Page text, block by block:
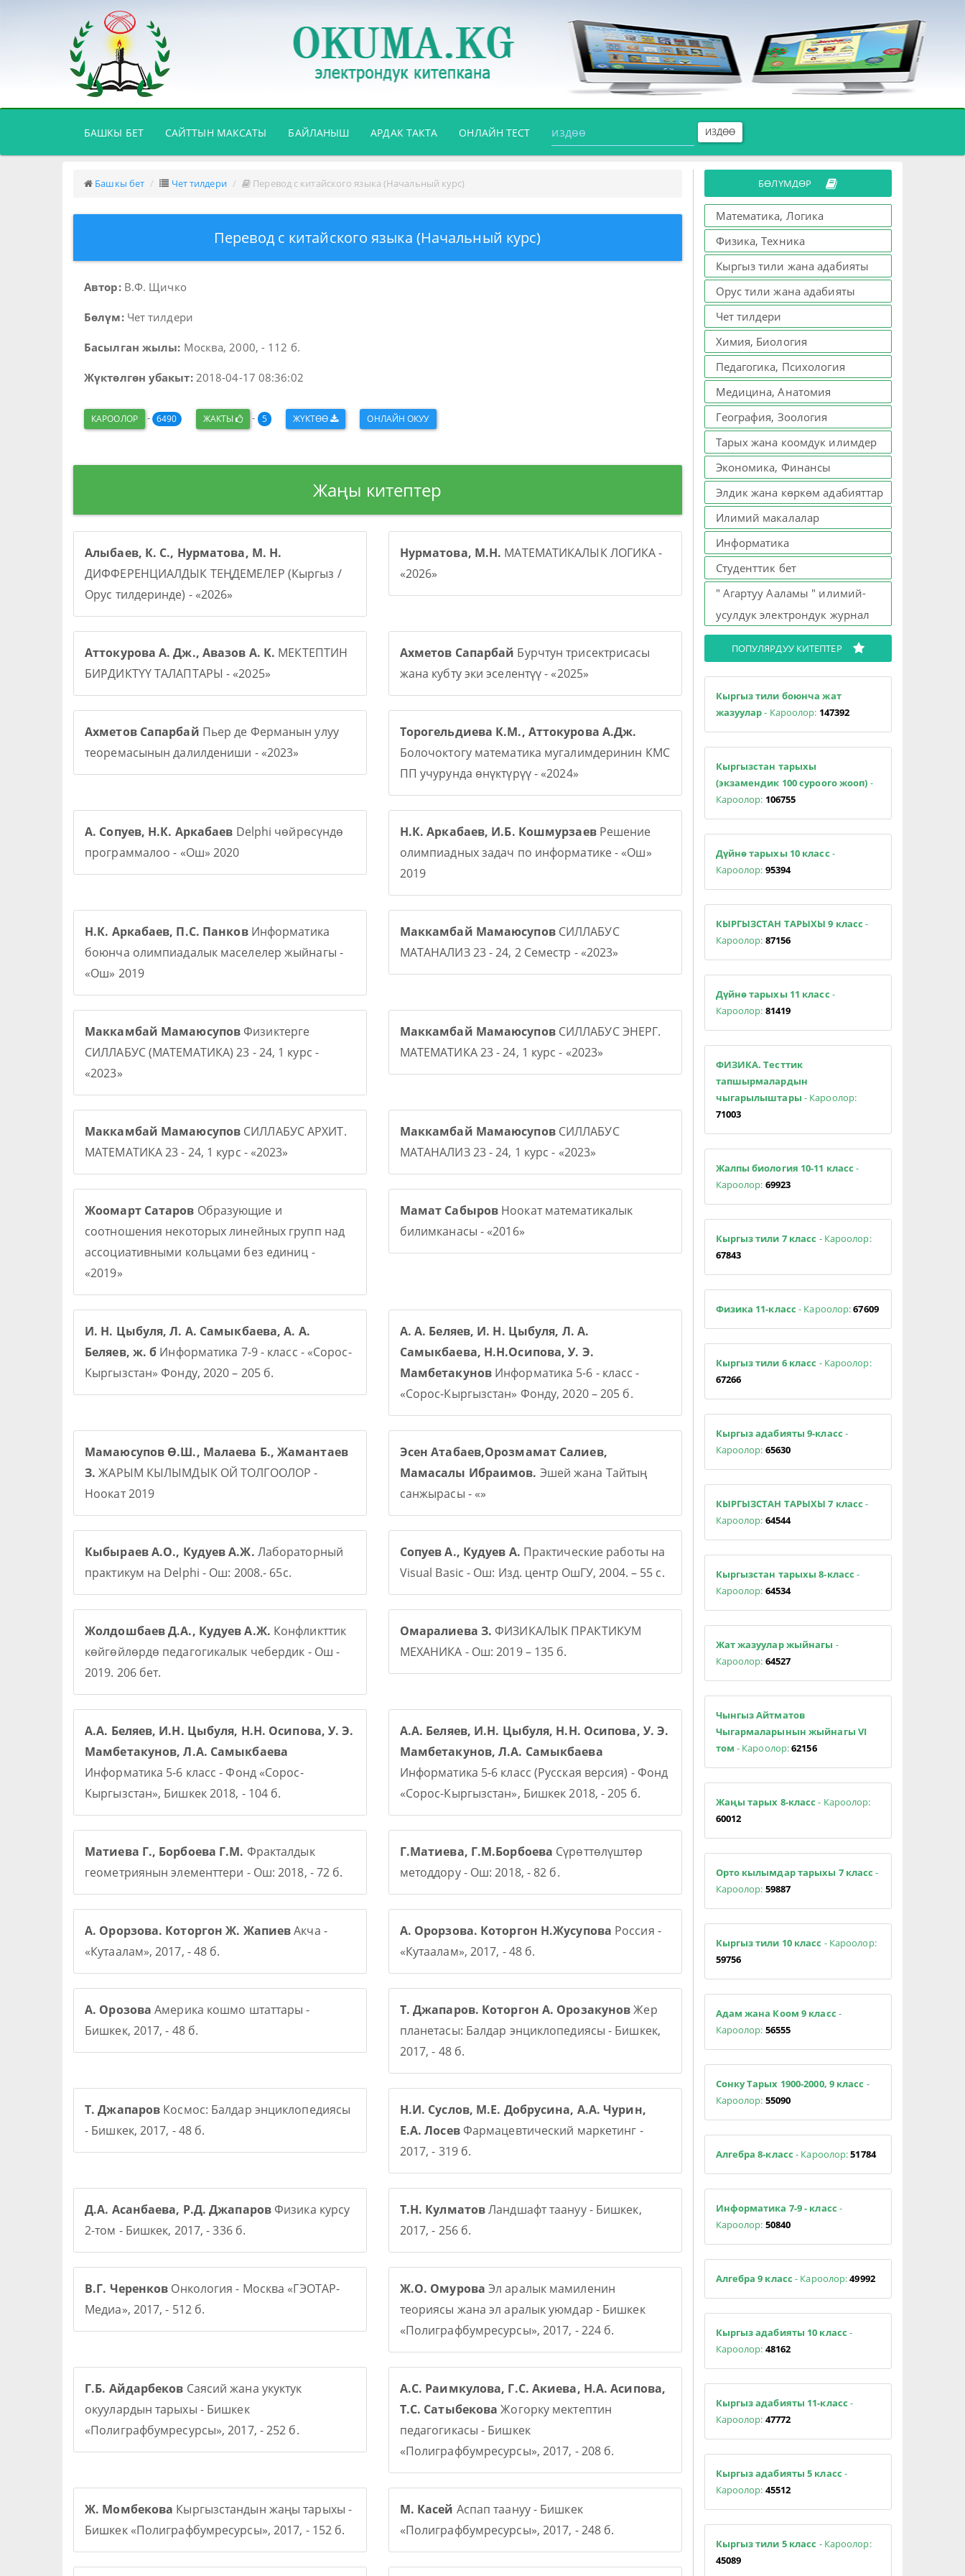
БАШКЫ БЕТ(CURRENT)
САЙТТЫН МАКСАТЫ БАЙЛАНЫШ АРДАК ТАКТА ОНЛАЙН ТЕСТ ИЗДӨӨ
Башкы бет Чет тилдери Перевод с китайского языка (Начальный курс)
Перевод с китайского языка (Начальный курс)
Автор:В.Ф. Щичко
Бөлүм:Чет тилдери
Басылган жылы: Москва, 2000, - 112 б.
Жүктөлгөн убакыт:2018-04-17 08:36:02
КАРООЛОР - 6490 ЖАКТЫ - 5 ЖҮКТӨӨ ОНЛАЙН ОКУУ
Жаңы китептер
Алыбаев, К. С., Нурматова, М. Н.
ДИФФЕРЕНЦИАЛДЫК ТЕҢДЕМЕЛЕР (Кыргыз /
Орус тилдеринде) - «2026»
Нурматова, М.Н. МАТЕМАТИКАЛЫК ЛОГИКА -
«2026»
Аттокурова А. Дж., Авазов А. К. МЕКТЕПТИН
БИРДИКТҮҮ ТАЛАПТАРЫ - «2025»
Ахметов Сапарбай Бурчтун трисектрисасы
жана кубту эки эселентүү - «2025»
Ахметов Сапарбай Пьер де Ферманын улуу
теоремасынын далилдениши - «2023»
Торогельдиева К.М., Аттокурова А.Дж.
Болочоктогу математика мугалимдеринин КМС
ПП учурунда өнүктүрүү - «2024»
А. Сопуев, Н.К. Аркабаев Delphi чөйрөсүндө
программалоо - «Ош» 2020
Н.К. Аркабаев, И.Б. КошмурзаевРешение
олимпиадных задач по информатике - «Ош»
2019
Н.К. Аркабаев, П.С. ПанковИнформатика
боюнча олимпиадалык маселелер жыйнагы -
«Ош» 2019
Маккамбай МамаюсуповСИЛЛАБУС
МАТАНАЛИЗ 23 - 24, 2 Семестр - «2023»
Маккамбай МамаюсуповФизиктерге
СИЛЛАБУС (МАТЕМАТИКА) 23 - 24, 1 курс -
«2023»
Маккамбай МамаюсуповСИЛЛАБУС ЭНЕРГ.
МАТЕМАТИКА 23 - 24, 1 курс - «2023»
Маккамбай Мамаюсупов СИЛЛАБУС АРХИТ.
МАТЕМАТИКА 23 - 24, 1 курс - «2023»
Маккамбай МамаюсуповСИЛЛАБУС
МАТАНАЛИЗ 23 - 24, 1 курс - «2023»
Жоомарт Сатаров Образующие и
соотношения некоторых линейных групп над
ассоциативными кольцами без единиц -
«2019»
Мамат Сабыров Ноокат математикалык
билимканасы - «2016»
И. Н. Цыбуля, Л. А. Самыкбаева, А. А.
Беляев, ж. б Информатика 7-9 - класс - «Сорос-
Кыргызстан» Фонду, 2020 – 205 б.
А. А. Беляев, И. Н. Цыбуля, Л. А.
Самыкбаева, Н.Н.Осипова, У. Э.
МамбетакуновИнформатика 5-6 - класс -
«Сорос-Кыргызстан» Фонду, 2020 – 205 б.
Мамаюсупов Ө.Ш., Малаева Б., Жамантаев
З. ЖАРЫМ КЫЛЫМДЫК ОЙ ТОЛГООЛОР -
Ноокат 2019
Эсен Атабаев,Орозмамат Салиев,
Мамасалы Ибраимов. Эшей жана Тайтың
санжырасы - «»
Кыбыраев А.О., Кудуев А.Ж. Лабораторный
практикум на Delphi - Ош: 2008.- 65с.
Сопуев А., Кудуев А. Практические работы на
Visual Basic - Ош: Изд. центр ОшГУ, 2004. – 55 с.
Жолдошбаев Д.А., Кудуев А.Ж. Конфликттик
көйгөйлөрдө педагогикалык чебердик - Ош -
2019. 206 бет.
Омаралиева З. ФИЗИКАЛЫК ПРАКТИКУМ
МЕХАНИКА - Ош: 2019 – 135 б.
А.А. Беляев, И.Н. Цыбуля, Н.Н. Осипова, У. Э.
Мамбетакунов, Л.А. Самыкбаева
Информатика 5-6 класс - Фонд «Сорос-
Кыргызстан», Бишкек 2018, - 104 б.
А.А. Беляев, И.Н. Цыбуля, Н.Н. Осипова, У. Э.
Мамбетакунов, Л.А. Самыкбаева
Информатика 5-6 класс (Русская версия) - Фонд
«Сорос-Кыргызстан», Бишкек 2018, - 205 б.
Матиева Г., Борбоева Г.М. Фракталдык
геометриянын элементтери - Ош: 2018, - 72 б.
Г.Матиева, Г.М.Борбоева Сүрөттөлүштөр
методдору - Ош: 2018, - 82 б.
А. Орорзова. Которгон Ж. ЖапиевАкча -
«Кутаалам», 2017, - 48 б.
А. Орорзова. Которгон Н.Жусупова Россия -
«Кутаалам», 2017, - 48 б.
А. Орозова Америка кошмо штаттары -
Бишкек, 2017, - 48 б.
Т. Джапаров. Которгон А. ОрозакуновЖер
планетасы: Балдар энциклопедиясы - Бишкек,
2017, - 48 б.
Т. Джапаров Космос: Балдар энциклопедиясы
- Бишкек, 2017, - 48 б.
Н.И. Суслов, М.Е. Добрусина, А.А. Чурин,
Е.А. ЛосевФармацевтический маркетинг -
2017, - 319 б.
Д.А. Асанбаева, Р.Д. ДжапаровФизика курсу
2-том - Бишкек, 2017, - 336 б.
Т.Н. КулматовЛандшафт таануу - Бишкек,
2017, - 256 б.
В.Г. Черенков Онкология - Москва «ГЭОТАР-
Медиа», 2017, - 512 б.
Ж.О. Омурова Эл аралык мамиленин
теориясы жана эл аралык уюмдар - Бишкек
«Полиграфбумресурсы», 2017, - 224 б.
Г.Б. Айдарбеков Саясий жана укуктук
окуулардын тарыхы - Бишкек
«Полиграфбумресурсы», 2017, - 252 б.
А.С. Раимкулова, Г.С. Акиева, Н.А. Асипова,
Т.С. Сатыбекова Жогорку мектептин
педагогикасы - Бишкек
«Полиграфбумресурсы», 2017, - 208 б.
Ж. Момбекова Кыргызстандын жаңы тарыхы -
Бишкек «Полиграфбумресурсы», 2017, - 152 б.
М. Касей Аспап таануу - Бишкек
«Полиграфбумресурсы», 2017, - 248 б.
БӨЛҮМДӨР
Математика, Логика
Физика, Техника
Кыргыз тили жана адабияты
Орус тили жана адабияты
Чет тилдери
Химия, Биология
Педагогика, Психология
Медицина, Анатомия
География, Зоология
Тарых жана коомдук илимдер
Экономика, Финансы
Элдик жана көркөм адабияттар
Илимий макалалар
Информатика
Студенттик бет
" Агартуу Ааламы " илимий-
усулдук электрондук журнал
ПОПУЛЯРДУУ КИТЕПТЕР
Кыргыз тили боюнча жат
жазуулар- Кароолор: 147392
Кыргызстан тарыхы
(экзамендик 100 суроого жооп) -
Кароолор: 106755
Дүйнө тарыхы 10 класс -
Кароолор: 95394
КЫРГЫЗСТАН ТАРЫХЫ 9 класс -
Кароолор: 87156
Дүйнө тарыхы 11 класс -
Кароолор: 81419
ФИЗИКА. Тесттик
тапшырмалардын
чыгарылыштары - Кароолор:
71003
Жалпы биология 10-11 класс -
Кароолор: 69923
Кыргыз тили 7 класс - Кароолор:
67843
Физика 11-класс - Кароолор:67609
Кыргыз тили 6 класс - Кароолор:
67266
Кыргыз адабияты 9-класс -
Кароолор: 65630
КЫРГЫЗСТАН ТАРЫХЫ 7 класс -
Кароолор: 64544
Кыргызстан тарыхы 8-класс -
Кароолор: 64534
Жат жазуулар жыйнагы -
Кароолор: 64527
Чынгыз Айтматов
Чыгармаларынын жыйнагы VI
том - Кароолор:62156
Жаңы тарых 8-класс - Кароолор:
60012
Орто кылымдар тарыхы 7 класс-
Кароолор: 59887
Кыргыз тили 10 класс - Кароолор:
59756
Адам жана Коом 9 класс -
Кароолор: 56555
Сонку Тарых 1900-2000, 9 класс -
Кароолор: 55090
Алгебра 8-класс - Кароолор:51784
Информатика 7-9 - класс -
Кароолор: 50840
Алгебра 9 класс- Кароолор:49992
Кыргыз адабияты 10 класс -
Кароолор: 48162
Кыргыз адабияты 11-класс -
Кароолор: 47772
Кыргыз адабияты 5 класс -
Кароолор: 45512
Кыргыз тили 5 класс - Кароолор:
45089